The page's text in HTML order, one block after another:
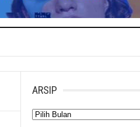
ARSIP
Arsip